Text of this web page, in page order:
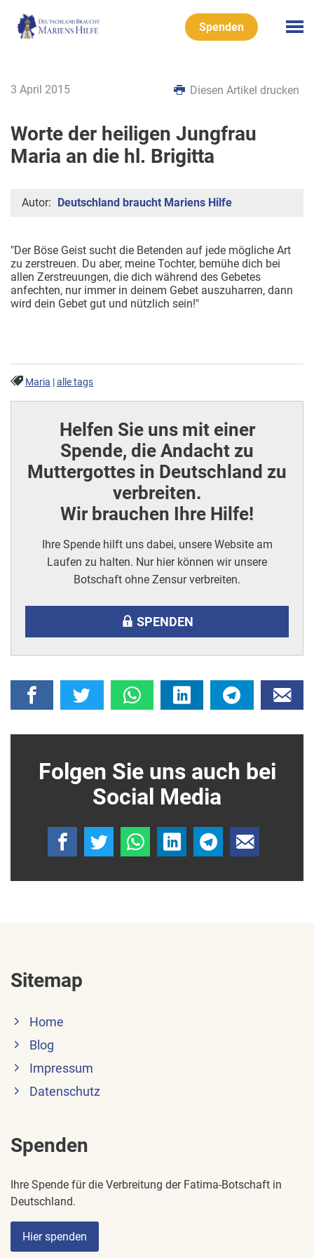
Spenden
3 April 2015 Diesen Artikel drucken
Worte der heiligen Jungfrau
Maria an die hl. Brigitta
Autor: Deutschland braucht Mariens Hilfe
"Der Böse Geist sucht die Betenden auf jede mögliche Art
zu zerstreuen. Du aber, meine Tochter, bemühe dich bei
allen Zerstreuungen, die dich während des Gebetes
anfechten, nur immer in deinem Gebet auszuharren, dann
wird dein Gebet gut und nützlich sein!"
Maria |alle tags
Helfen Sie uns mit einer
Spende, die Andacht zu
Muttergottes in Deutschland zu
verbreiten.
Wir brauchen Ihre Hilfe!
Ihre Spende hilft uns dabei, unsere Website am
Laufen zu halten. Nur hier können wir unsere
Botschaft ohne Zensur verbreiten.
SPENDEN
Folgen Sie uns auch bei
Social Media
Sitemap
Home
Blog
Impressum
Datenschutz
Spenden
Ihre Spende für die Verbreitung der Fatima-Botschaft in
Deutschland.
Hier spenden